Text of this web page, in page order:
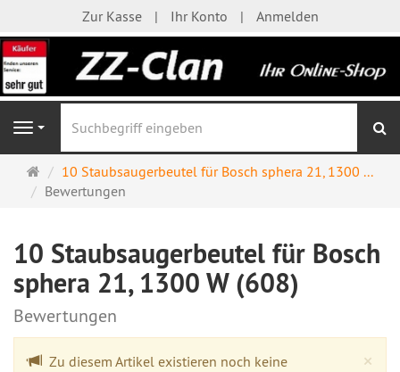
Zur Kasse Ihr Konto Anmelden
Navigation
Startseite
10 Staubsaugerbeutel für Bosch sphera 21, 1300 ...
Bewertungen
10 Staubsaugerbeutel für Bosch
sphera 21, 1300 W (608)
Bewertungen
×
Zu diesem Artikel existieren noch keine